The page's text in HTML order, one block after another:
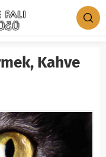
Kahve